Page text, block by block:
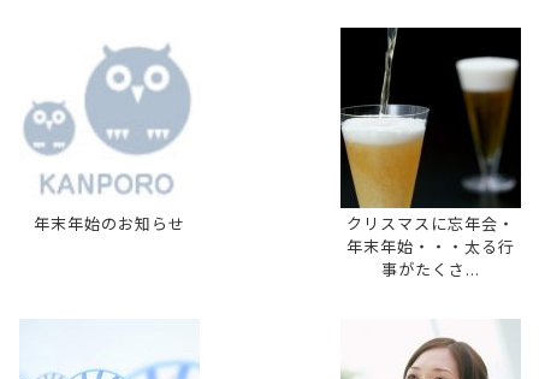
年末年始のお知らせ
クリスマスに忘年会・
年末年始・・・太る行
事がたくさ...